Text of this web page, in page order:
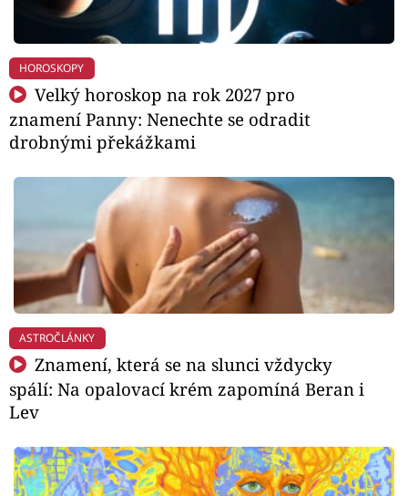
HOROSKOPY
Velký horoskop na rok 2027 pro
znamení Panny: Nenechte se odradit
drobnými překážkami
ASTROČLÁNKY
Znamení, která se na slunci vždycky
spálí: Na opalovací krém zapomíná Beran i
Lev